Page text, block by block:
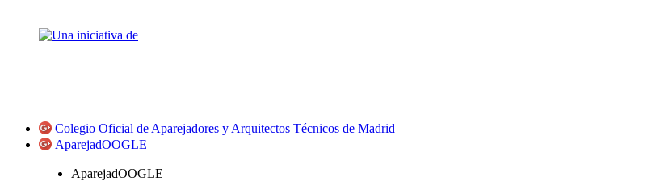
Colegio Oficial de Aparejadores y Arquitectos Técnicos de Madrid
AparejadOOGLE
AparejadOOGLE